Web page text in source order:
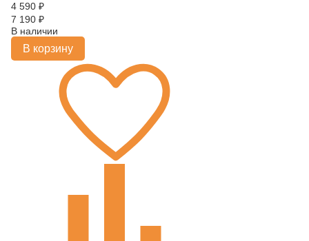
4 590 ₽
7 190 ₽
В наличии
В корзину